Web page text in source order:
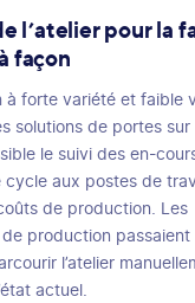
l’atelier pour la
façon
à forte variété et faible
solutions de portes sur
le suivi des en-
cycle aux postes de
de production. Les
production passaient
l’atelier
actuel.